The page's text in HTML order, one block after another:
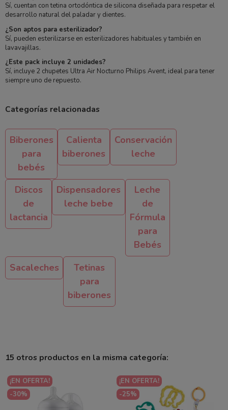
Sí, cuentan con tetina ortodóntica de silicona diseñada para respetar el
desarrollo natural del paladar y dientes.
¿Son aptos para esterilizador?
Sí, pueden esterilizarse en esterilizadores habituales y también en
lavavajillas.
¿Este pack incluye 2 unidades?
Sí, incluye 2 chupetes Ultra Air Nocturno Philips Avent, ideal para tener
siempre uno de repuesto.
Categorías relacionadas
Biberones
para
bebés
Calienta
biberones
Conservación
leche
Discos
de
lactancia
Dispensadores
leche bebe
Leche
de
Fórmula
para
Bebés
Sacaleches
Tetinas
para
biberones
15 otros productos en la misma categoría:
¡EN OFERTA!
-30%
¡EN OFERTA!
-25%